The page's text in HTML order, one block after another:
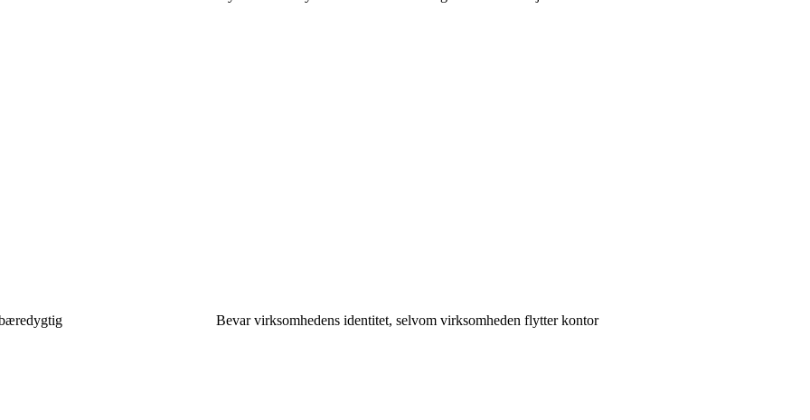
Bevar virksomhedens identitet, selvom virksomheden flytter kontor